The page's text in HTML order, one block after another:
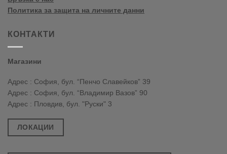
Политика за защита на личните данни
КОНТАКТИ
Магазини
Адрес : София, бул. “Пенчо Славейков” 39
Адрес : София, бул. “Владимир Вазов” 90
Адрес : Пловдив, бул. "Руски" 3
ЛОКАЦИИ